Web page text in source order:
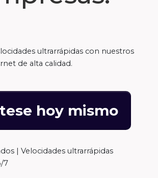
ultrarrápidas con nuestros
de alta calidad.
hoy mismo
| Velocidades ultrarrápidas
7